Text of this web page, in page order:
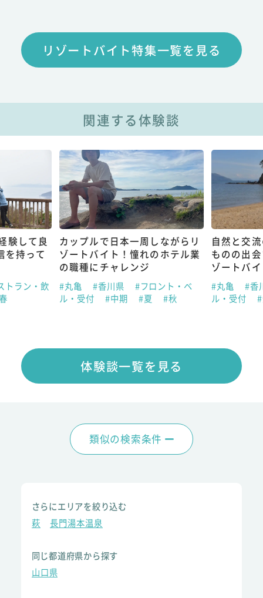
リゾートバイト特集一覧を見る
関連する体験談
験して良
を持って
トラン・飲
カップルで日本一周しながらリ
ゾートバイト！憧れのホテル業
の職種にチャレンジ
#丸亀 #香川県
#フロント・ベ
ル・受付
#中期 #夏 #秋
自然と交
ものの出
ゾートバ
#丸亀
#香
ル・受付
体験談一覧を見る
類似の検索条件
さらにエリアを絞り込む
萩
長門湯本温泉
同じ都道府県から探す
山口県